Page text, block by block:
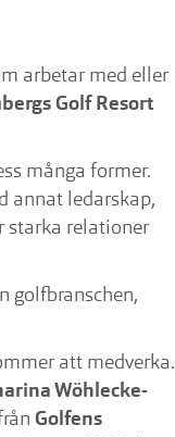
arbetar med eller
Golf Resort
många former.
annat ledarskap,
starka relationer
golfbranschen,
att medverka.
Wöhlecke-
Golfens